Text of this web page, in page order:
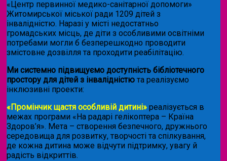
«Центр первинної медико-санітарної допомоги»
Житомирської міської ради 1209 дітей з
інвалідністю. Наразі у місті недостатньо
громадських місць, де діти з особливими освітніми
потребами могли б безперешкодно проводити
змістовне дозвілля та проходити реабілітацію.
Ми системно підвищуємо доступність бібліотечного
простору для дітей з інвалідністю та реалізуємо
інклюзивні проекти:
«Промінчик щастя особливій дитині» реалізується в
межах програми «На радарі гелікоптера – Країна
Здоров’я». Мета – створення безпечного, дружнього
середовища для розвитку, творчості та спілкування,
де кожна дитина може відчути підтримку, увагу й
радість відкриттів.